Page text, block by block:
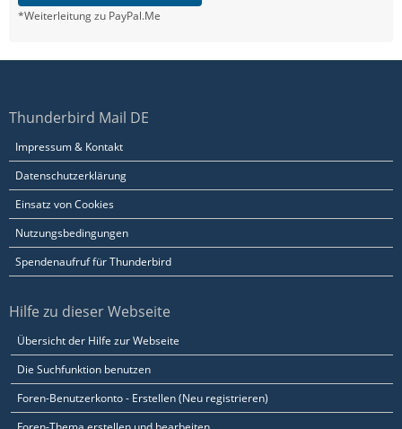
*Weiterleitung zu PayPal.Me
Thunderbird Mail DE
Impressum & Kontakt
Datenschutzerklärung
Einsatz von Cookies
Nutzungsbedingungen
Spendenaufruf für Thunderbird
Hilfe zu dieser Webseite
Übersicht der Hilfe zur Webseite
Die Suchfunktion benutzen
Foren-Benutzerkonto - Erstellen (Neu registrieren)